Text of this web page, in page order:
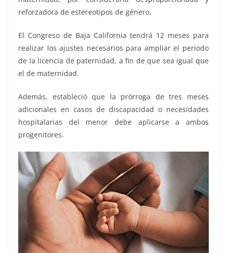
reforzadora de estereotipos de género.
El Congreso de Baja California tendrá 12 meses para
realizar los ajustes necesarios para ampliar el periodo
de la licencia de paternidad, a fin de que sea igual que
el de maternidad.
Además, estableció que la prórroga de tres meses
adicionales en casos de discapacidad o necesidades
hospitalarias del menor debe aplicarse a ambos
progenitores.